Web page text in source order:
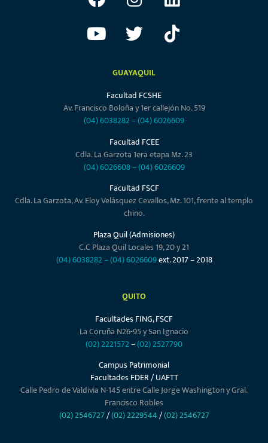
GUAYAQUIL
Facultad FCSHE
Av. Francisco Boloña y 1er callejón No. 519
(04) 6038282–(04) 6026609
Facultad FCEE
Cdla. La Garzota 1era etapa Mz. 23
(04) 6026608–(04) 6026609
Facultad FSCF
Cdla. La Garzota, Av. Eloy Velásquez Cevallos, Mz. 101, frente al templo
chino.
Plaza Quil (Admisiones)
C.C Plaza Quil Locales 19, 20 y 21
(04) 6038282–(04) 6026609ext. 2017 – 2018
QUITO
Facultades FING, FSCF
La Coruña N26-95 y San Ignacio
(02) 2221572–(02) 2527790
Campus Patrimonial
Facultades FDER / UAFTT
Calle Pedro de Valdivia N-145 entre Calle Jorge Washington y Gral.
Francisco Robles
(02) 2546727/(02) 2229544/(02) 2546727